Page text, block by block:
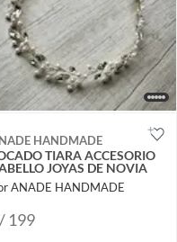
HANDMADE
TIARA ACCESORIO
JOYAS DE NOVIA
ANADE HANDMADE
199